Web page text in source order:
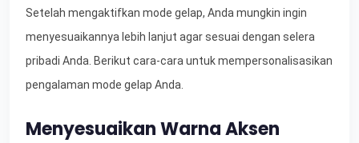
Setelah mengaktifkan mode gelap, Anda mungkin ingin
menyesuaikannya lebih lanjut agar sesuai dengan selera
pribadi Anda. Berikut cara-cara untuk mempersonalisasikan
pengalaman mode gelap Anda.
Menyesuaikan Warna Aksen